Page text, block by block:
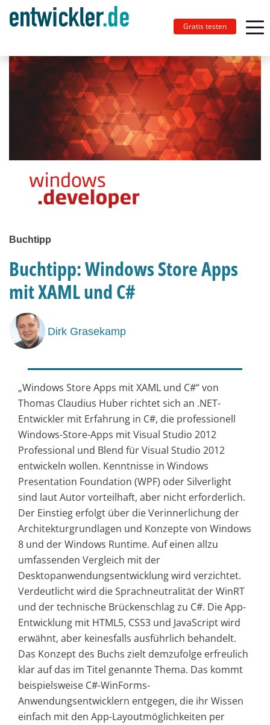
Gratis testen
Buchtipp
Buchtipp: Windows Store Apps
mit XAML und C#
Dirk Grasekamp
„Windows Store Apps mit XAML und C#“ von
Thomas Claudius Huber richtet sich an .NET-
Entwickler mit Erfahrung in C#, die professionell
Windows-Store-Apps mit Visual Studio 2012
Professional und Blend für Visual Studio 2012
entwickeln wollen. Kenntnisse in Windows
Presentation Foundation (WPF) oder Silverlight
sind laut Autor vorteilhaft, aber nicht erforderlich.
Der Einstieg erfolgt über die Verinnerlichung der
Architekturgrundlagen und Konzepte von Windows
8 und der Windows Runtime. Auf einen allzu
umfassenden Vergleich mit der
Desktopanwendungsentwicklung wird verzichtet.
Verdeutlicht wird die Sprachneutralität der WinRT
und der technische Brückenschlag zu C#. Die App-
Entwicklung mit HTML5, CSS3 und JavaScript wird
erwähnt, aber keinesfalls ausführlich behandelt.
Das Konzept des Buchs zielt demzufolge erfreulich
klar auf das im Titel genannte Thema. Das kommt
beispielsweise C#-WinForms-
Anwendungsentwicklern entgegen, die ihr Wissen
einfach mit den App-Layoutmöglichkeiten per